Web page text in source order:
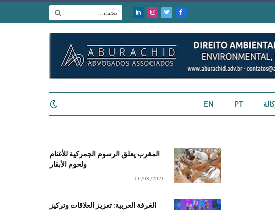
فيسبوكتويترالانستغرام
لينكدإن
PT
EN
المغرب يعلق الرسوم الجمركية للأغنام
ولحوم الأبقار
06/08/2026
الغرفة العربية: تعزيز العلاقات وتركيز